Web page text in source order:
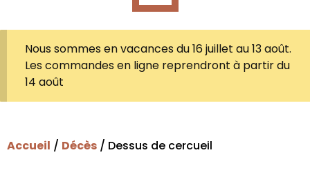
Nous sommes en vacances du 16 juillet au 13 août.
Les commandes en ligne reprendront à partir du
14 août
Accueil / Décès / Dessus de cercueil